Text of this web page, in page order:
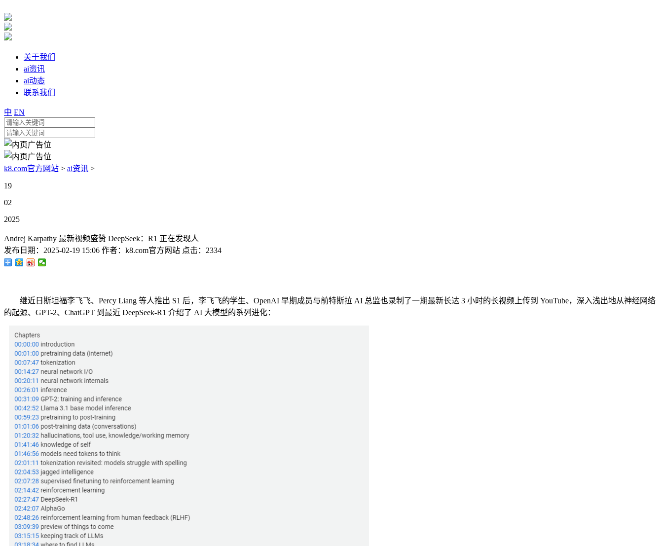
关于我们
ai资讯
ai动态
联系我们
中 EN
k8.com官方网站 > ai资讯 >
19
02
2025
Andrej Karpathy 最新视频盛赞 DeepSeek：R1 正在发现人
发布日期： 2025-02-19 15:06 作者： k8.com官方网站 点击： 2334
继近日斯坦福李飞飞、Percy Liang 等人推出 S1 后，李飞飞的学生、OpenAI 早期成员与前特斯拉 AI 总监也录制了一期最新长达 3 小时的长视频上传到 YouTube，深入浅出地从神经网络
的起源、GPT-2、ChatGPT 到最近 DeepSeek-R1 介绍了 AI 大模型的系列进化：